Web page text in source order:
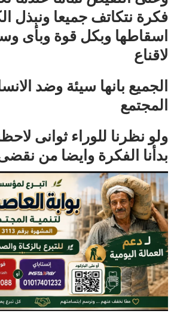
فكرة نتكاتف جميعا ونبذل
اسقاطها وبكل قوة وبأى
لاقناع
الجميع بانها سيئة وضد
المجتمع
ولو نظرنا للوراء ثوانى
بدأنا الفكرة وايضا من